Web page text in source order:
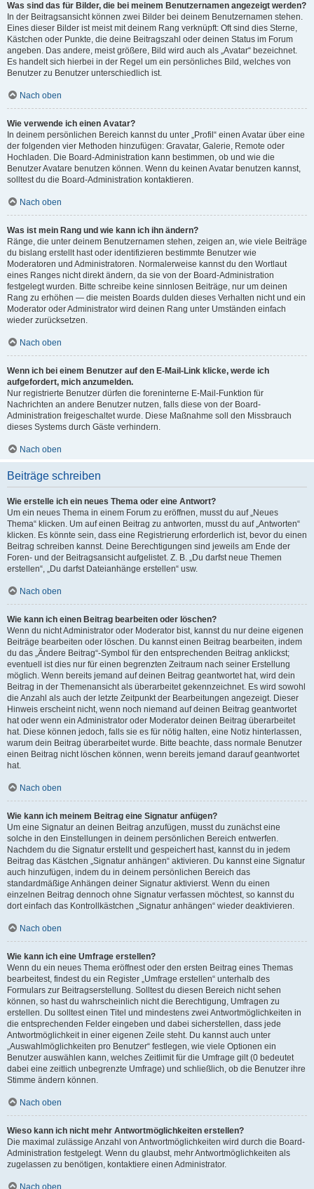
Was sind das für Bilder, die bei meinem Benutzernamen angezeigt werden?
In der Beitragsansicht können zwei Bilder bei deinem Benutzernamen stehen.
Eines dieser Bilder ist meist mit deinem Rang verknüpft: Oft sind dies Sterne,
Kästchen oder Punkte, die deine Beitragszahl oder deinen Status im Forum
angeben. Das andere, meist größere, Bild wird auch als „Avatar“ bezeichnet.
Es handelt sich hierbei in der Regel um ein persönliches Bild, welches von
Benutzer zu Benutzer unterschiedlich ist.
Nach oben
Wie verwende ich einen Avatar?
In deinem persönlichen Bereich kannst du unter „Profil“ einen Avatar über eine
der folgenden vier Methoden hinzufügen: Gravatar, Galerie, Remote oder
Hochladen. Die Board-Administration kann bestimmen, ob und wie die
Benutzer Avatare benutzen können. Wenn du keinen Avatar benutzen kannst,
solltest du die Board-Administration kontaktieren.
Nach oben
Was ist mein Rang und wie kann ich ihn ändern?
Ränge, die unter deinem Benutzernamen stehen, zeigen an, wie viele Beiträge
du bislang erstellt hast oder identifizieren bestimmte Benutzer wie
Moderatoren und Administratoren. Normalerweise kannst du den Wortlaut
eines Ranges nicht direkt ändern, da sie von der Board-Administration
festgelegt wurden. Bitte schreibe keine sinnlosen Beiträge, nur um deinen
Rang zu erhöhen — die meisten Boards dulden dieses Verhalten nicht und ein
Moderator oder Administrator wird deinen Rang unter Umständen einfach
wieder zurücksetzen.
Nach oben
Wenn ich bei einem Benutzer auf den E-Mail-Link klicke, werde ich
aufgefordert, mich anzumelden.
Nur registrierte Benutzer dürfen die foreninterne E-Mail-Funktion für
Nachrichten an andere Benutzer nutzen, falls diese von der Board-
Administration freigeschaltet wurde. Diese Maßnahme soll den Missbrauch
dieses Systems durch Gäste verhindern.
Nach oben
Beiträge schreiben
Wie erstelle ich ein neues Thema oder eine Antwort?
Um ein neues Thema in einem Forum zu eröffnen, musst du auf „Neues
Thema“ klicken. Um auf einen Beitrag zu antworten, musst du auf „Antworten“
klicken. Es könnte sein, dass eine Registrierung erforderlich ist, bevor du einen
Beitrag schreiben kannst. Deine Berechtigungen sind jeweils am Ende der
Foren- und der Beitragsansicht aufgelistet. Z. B. „Du darfst neue Themen
erstellen“, „Du darfst Dateianhänge erstellen“ usw.
Nach oben
Wie kann ich einen Beitrag bearbeiten oder löschen?
Wenn du nicht Administrator oder Moderator bist, kannst du nur deine eigenen
Beiträge bearbeiten oder löschen. Du kannst einen Beitrag bearbeiten, indem
du das „Ändere Beitrag“-Symbol für den entsprechenden Beitrag anklickst;
eventuell ist dies nur für einen begrenzten Zeitraum nach seiner Erstellung
möglich. Wenn bereits jemand auf deinen Beitrag geantwortet hat, wird dein
Beitrag in der Themenansicht als überarbeitet gekennzeichnet. Es wird sowohl
die Anzahl als auch der letzte Zeitpunkt der Bearbeitungen angezeigt. Dieser
Hinweis erscheint nicht, wenn noch niemand auf deinen Beitrag geantwortet
hat oder wenn ein Administrator oder Moderator deinen Beitrag überarbeitet
hat. Diese können jedoch, falls sie es für nötig halten, eine Notiz hinterlassen,
warum dein Beitrag überarbeitet wurde. Bitte beachte, dass normale Benutzer
einen Beitrag nicht löschen können, wenn bereits jemand darauf geantwortet
hat.
Nach oben
Wie kann ich meinem Beitrag eine Signatur anfügen?
Um eine Signatur an deinen Beitrag anzufügen, musst du zunächst eine
solche in den Einstellungen in deinem persönlichen Bereich entwerfen.
Nachdem du die Signatur erstellt und gespeichert hast, kannst du in jedem
Beitrag das Kästchen „Signatur anhängen“ aktivieren. Du kannst eine Signatur
auch hinzufügen, indem du in deinem persönlichen Bereich das
standardmäßige Anhängen deiner Signatur aktivierst. Wenn du einen
einzelnen Beitrag dennoch ohne Signatur verfassen möchtest, so kannst du
dort einfach das Kontrollkästchen „Signatur anhängen“ wieder deaktivieren.
Nach oben
Wie kann ich eine Umfrage erstellen?
Wenn du ein neues Thema eröffnest oder den ersten Beitrag eines Themas
bearbeitest, findest du ein Register „Umfrage erstellen“ unterhalb des
Formulars zur Beitragserstellung. Solltest du diesen Bereich nicht sehen
können, so hast du wahrscheinlich nicht die Berechtigung, Umfragen zu
erstellen. Du solltest einen Titel und mindestens zwei Antwortmöglichkeiten in
die entsprechenden Felder eingeben und dabei sicherstellen, dass jede
Antwortmöglichkeit in einer eigenen Zeile steht. Du kannst auch unter
„Auswahlmöglichkeiten pro Benutzer“ festlegen, wie viele Optionen ein
Benutzer auswählen kann, welches Zeitlimit für die Umfrage gilt (0 bedeutet
dabei eine zeitlich unbegrenzte Umfrage) und schließlich, ob die Benutzer ihre
Stimme ändern können.
Nach oben
Wieso kann ich nicht mehr Antwortmöglichkeiten erstellen?
Die maximal zulässige Anzahl von Antwortmöglichkeiten wird durch die Board-
Administration festgelegt. Wenn du glaubst, mehr Antwortmöglichkeiten als
zugelassen zu benötigen, kontaktiere einen Administrator.
Nach oben